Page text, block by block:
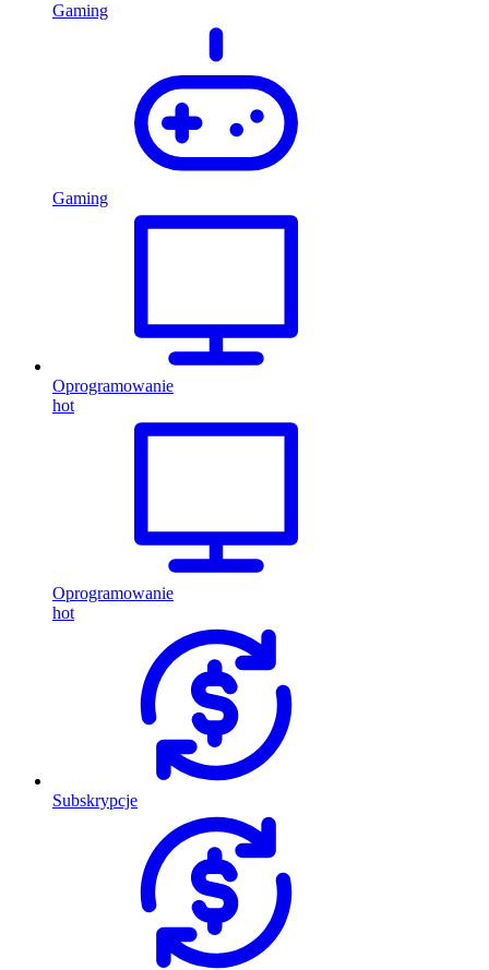
Gaming
Gaming
Oprogramowanie
hot
Oprogramowanie
hot
Subskrypcje